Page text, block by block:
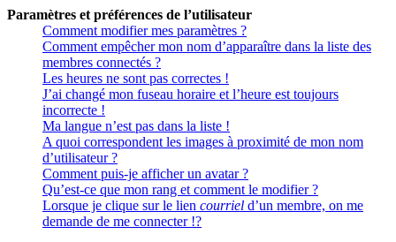
Paramètres et préférences de l’utilisateur
Comment modifier mes paramètres ?
Comment empêcher mon nom d’apparaître dans la liste des
membres connectés ?
Les heures ne sont pas correctes !
J’ai changé mon fuseau horaire et l’heure est toujours
incorrecte !
Ma langue n’est pas dans la liste !
A quoi correspondent les images à proximité de mon nom
d’utilisateur ?
Comment puis-je afficher un avatar ?
Qu’est-ce que mon rang et comment le modifier ?
Lorsque je clique sur le lien courriel d’un membre, on me
demande de me connecter !?